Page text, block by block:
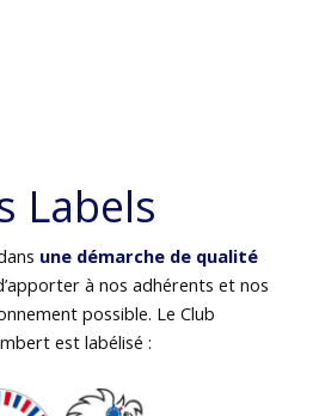
Labels
une démarche de qualité
à nos adhérents et nos
possible. Le Club
est labélisé :